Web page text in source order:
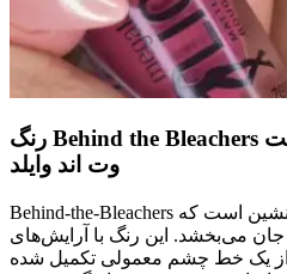
رنگ Behind the Bleachers رژ لب مات مایع مگالست
وت اند وایلد
Behind-the-Bleachers رژلبی بارنگی جذاب و دل‌نشین است که
می‌بخشد. این رنگ با آرایش‌های
یک خط چشم معمولی تکمیل شده